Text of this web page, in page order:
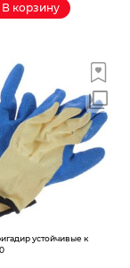
В корзину
устойчивые к